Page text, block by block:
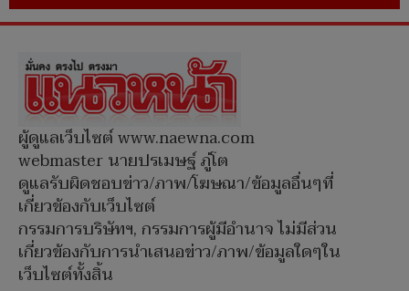
ผู้ดูแลเว็บไซต์ www.naewna.com
webmaster นายปรเมษฐ์ ภู่โต
ดูแลรับผิดชอบข่าว/ภาพ/โฆษณา/ข้อมูลอื่นๆที่
เกี่ยวข้องกับเว็บไซต์
กรรมการบริษัทฯ, กรรมการผู้มีอำนาจ ไม่มีส่วน
เกี่ยวข้องกับการนำเสนอข่าว/ภาพ/ข้อมูลใดๆใน
เว็บไซต์ทั้งสิ้น